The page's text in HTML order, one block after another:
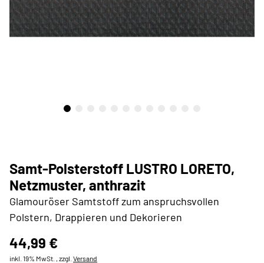
Samt-Polsterstoff LUSTRO LORETO,
Netzmuster, anthrazit
Glamouröser Samtstoff zum anspruchsvollen
Polstern, Drappieren und Dekorieren
44,99 €
inkl. 19% MwSt. , zzgl. Versand